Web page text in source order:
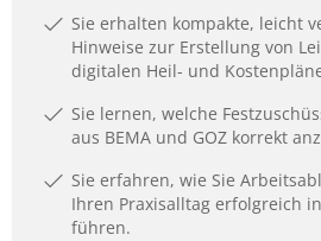
Sie erhalten kompakte, leicht
Hinweise zur Erstellung von
digitalen Heil- und
Sie lernen, welche
aus BEMA und GOZ korrekt
Sie erfahren, wie Sie
Ihren Praxisalltag erfolgreich
führen.